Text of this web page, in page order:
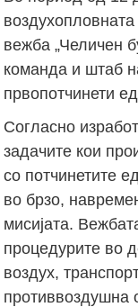
вежба „Челичен
команда и штаб
првопотчинети
Согласно
задачите кои
со потчинетите
во брзо,
мисијата.
процедурите во
воздух,
противвоздушна